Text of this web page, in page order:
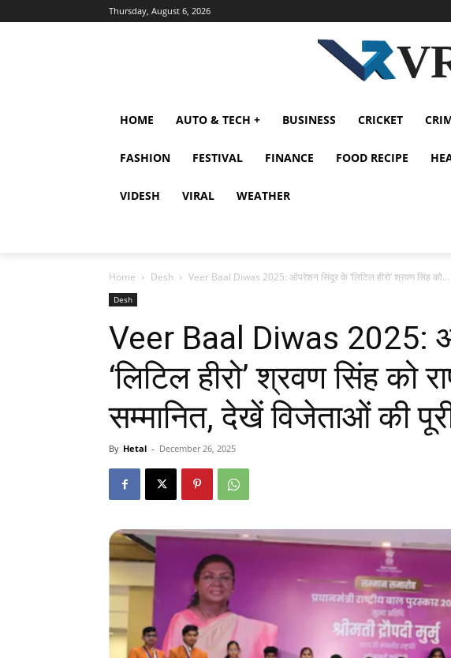
Thursday, August 6, 2026
HOME AUTO & TECH + BUSINESS CRICKET
FASHION FESTIVAL FINANCE FOOD RECIPE
VIDESH VIRAL WEATHER
Home Desh Veer Baal Diwas 2025: ऑपरेशन सिंदूर के ‘लिटिल हीरो’ श्रवण सिंह को...
Desh
Veer Baal Diwas 2025:
‘लिटिल हीरो’ श्रवण सिंह को
सम्मानित, देखें विजेताओं की
By Hetal - December 26, 2025